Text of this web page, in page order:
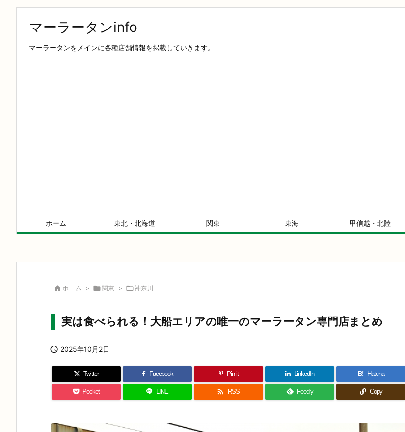
マーラータンinfo
マーラータンをメインに各種店舗情報を掲載していきます。
ホーム 東北・北海道 関東 東海 甲信越・北陸
 ホーム > 関東 > 神奈川
実は食べられる！大船エリアの唯一のマーラータン専門店まとめ
 2025年10月2日
Twitter Facebook Pin it LinkedIn B! Hatena
Pocket LINE  RSS Feedly Copy